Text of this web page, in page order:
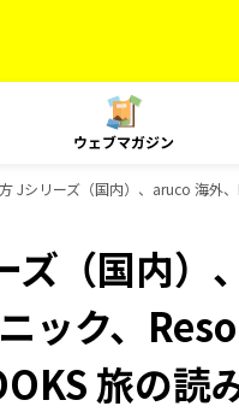
ウェブマガジン
Jシリーズ（国内）、aruco 海外
ズ（国内）
ック、
旅の読